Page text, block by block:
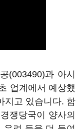
(003490)과 아시
업계에서 예상했
지고 있습니다. 합
쟁당국이 양사의